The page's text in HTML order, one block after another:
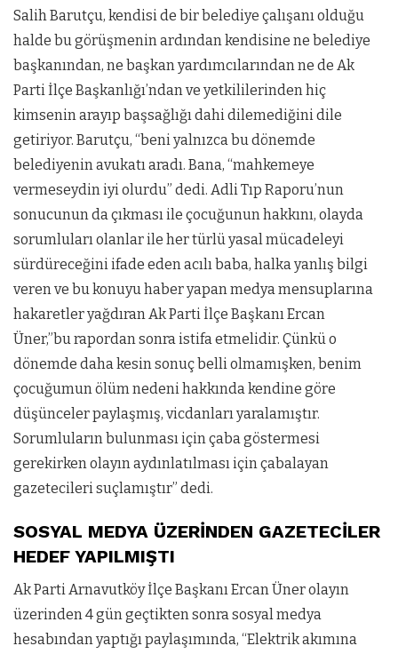
Salih Barutçu, kendisi de bir belediye çalışanı olduğu
halde bu görüşmenin ardından kendisine ne belediye
başkanından, ne başkan yardımcılarından ne de Ak
Parti İlçe Başkanlığı’ndan ve yetkililerinden hiç
kimsenin arayıp başsağlığı dahi dilemediğini dile
getiriyor. Barutçu, “beni yalnızca bu dönemde
belediyenin avukatı aradı. Bana, “mahkemeye
vermeseydin iyi olurdu” dedi. Adli Tıp Raporu’nun
sonucunun da çıkması ile çocuğunun hakkını, olayda
sorumluları olanlar ile her türlü yasal mücadeleyi
sürdüreceğini ifade eden acılı baba, halka yanlış bilgi
veren ve bu konuyu haber yapan medya mensuplarına
hakaretler yağdıran Ak Parti İlçe Başkanı Ercan
Üner,”bu rapordan sonra istifa etmelidir. Çünkü o
dönemde daha kesin sonuç belli olmamışken, benim
çocuğumun ölüm nedeni hakkında kendine göre
düşünceler paylaşmış, vicdanları yaralamıştır.
Sorumluların bulunması için çaba göstermesi
gerekirken olayın aydınlatılması için çabalayan
gazetecileri suçlamıştır” dedi.
SOSYAL MEDYA ÜZERİNDEN GAZETECİLER
HEDEF YAPILMIŞTI
Ak Parti Arnavutköy İlçe Başkanı Ercan Üner olayın
üzerinden 4 gün geçtikten sonra sosyal medya
hesabından yaptığı paylaşımında, “Elektrik akımına